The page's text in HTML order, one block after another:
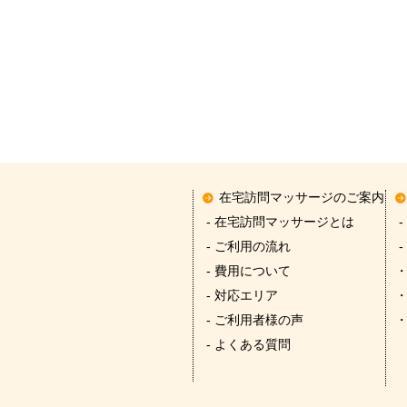
在宅訪問マッサージのご案内
- 在宅訪問マッサージとは
- ご利用の流れ
- 費用について
- 対応エリア
- ご利用者様の声
- よくある質問
-
-